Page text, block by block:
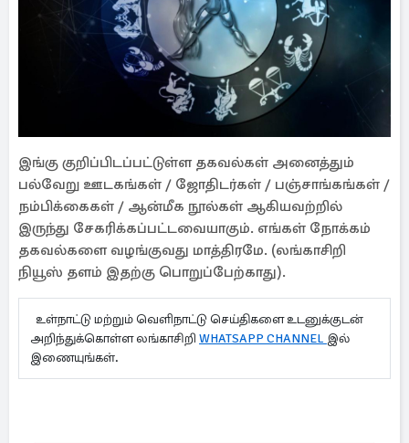
இங்கு குறிப்பிடப்பட்டுள்ள தகவல்கள் அனைத்தும்
பல்வேறு ஊடகங்கள் / ஜோதிடர்கள் / பஞ்சாங்கங்கள் /
நம்பிக்கைகள் / ஆன்மீக நூல்கள் ஆகியவற்றில்
இருந்து சேகரிக்கப்பட்டவையாகும். எங்கள் நோக்கம்
தகவல்களை வழங்குவது மாத்திரமே. (லங்காசிறி
நியூஸ் தளம் இதற்கு பொறுப்பேற்காது).
உள்நாட்டு மற்றும் வெளிநாட்டு செய்திகளை உடனுக்குடன்
அறிந்துக்கொள்ள லங்காசிறி WHATSAPP CHANNEL இல்
இணையுங்கள்.